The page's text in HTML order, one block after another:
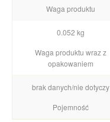
Waga produktu
0.052 kg
Waga produktu wraz z
opakowaniem
brak danych/nie dotyczy
Pojemność